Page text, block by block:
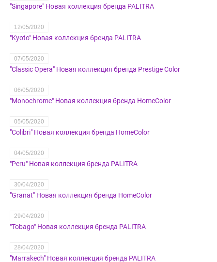
"Singapore" Новая коллекция бренда PALITRA
12/05/2020
"Kyoto" Новая коллекция бренда PALITRA
07/05/2020
"Classic Opera" Новая коллекция бренда Prestige Color
06/05/2020
"Monochrome" Новая коллекция бренда HomeColor
05/05/2020
"Colibri" Новая коллекция бренда HomeColor
04/05/2020
"Peru" Новая коллекция бренда PALITRA
30/04/2020
"Granat" Новая коллекция бренда HomeColor
29/04/2020
"Tobago" Новая коллекция бренда PALITRA
28/04/2020
"Marrakech" Новая коллекция бренда PALITRA